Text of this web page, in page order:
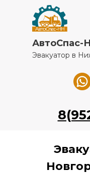
Эвакуатор в
АвтоСпас-